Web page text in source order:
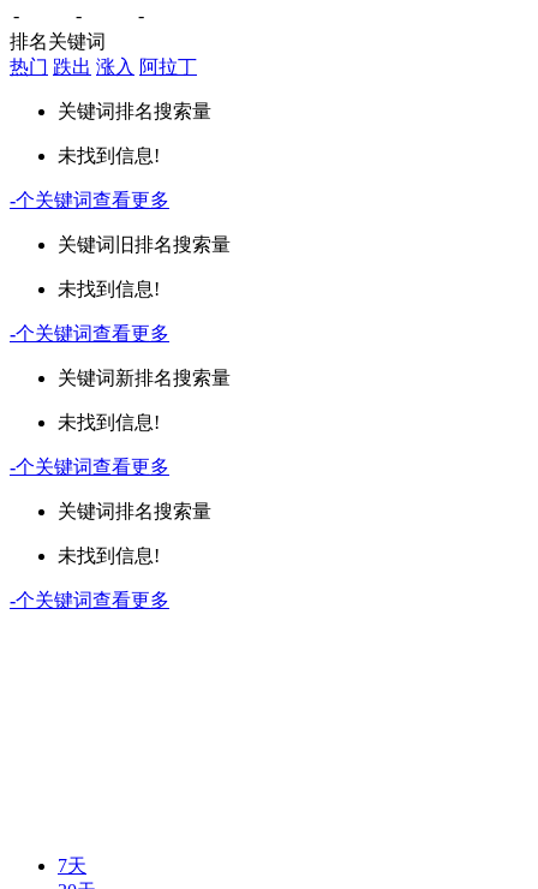
-
-
-
排名关键词
热门 跌出 涨入 阿拉丁
关键词排名搜索量
未找到信息!
-个关键词查看更多
关键词 旧排名搜索量
未找到信息!
-个关键词查看更多
关键词新排名搜索量
未找到信息!
-个关键词查看更多
关键词排名搜索量
未找到信息!
-个关键词查看更多
7天